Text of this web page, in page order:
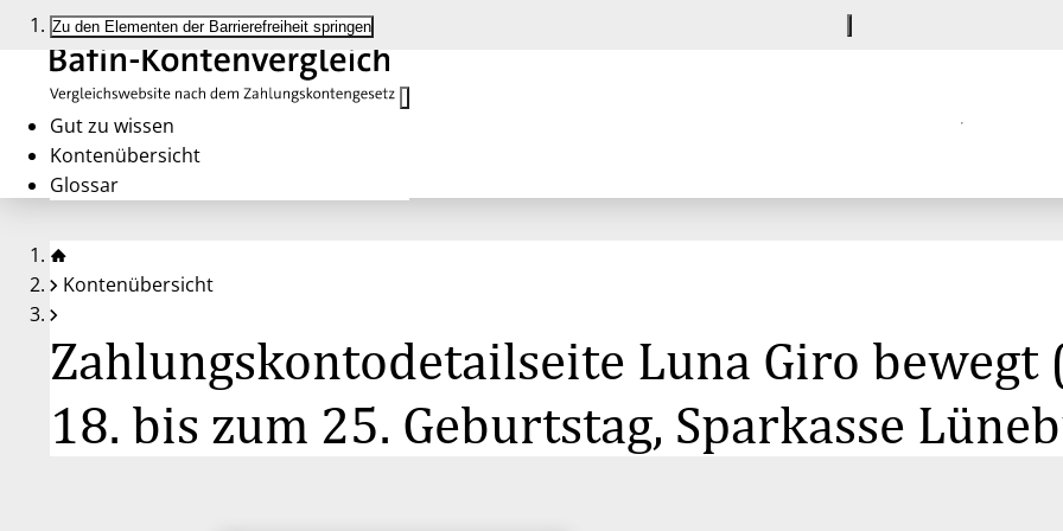
Zu den Elementen der Barrierefreiheit springen
Gut zu wissen
Kontenübersicht
Glossar
Kontenübersicht
Zahlungskontodetailseite Luna Giro
18. bis zum 25. Geburtstag, Sparkasse